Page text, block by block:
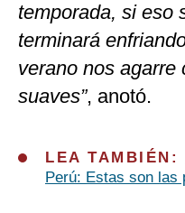
temporada, si eso
terminará
verano nos agarre
suaves”, anotó.
LEA TAMBIÉN:
Perú: Estas son las